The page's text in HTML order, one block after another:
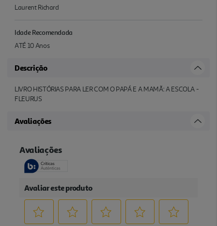
Laurent Richard
Idade Recomendada
ATÉ 10 Anos
Descrição
LIVRO HISTÓRIAS PARA LER COM O PAPÁ E A MAMÃ: A ESCOLA -
FLEURUS
Avaliações